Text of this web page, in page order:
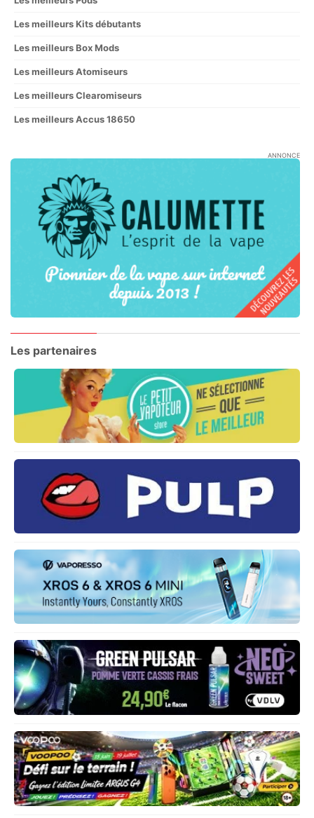
Les meilleurs Kits débutants
Les meilleurs Box Mods
Les meilleurs Atomiseurs
Les meilleurs Clearomiseurs
Les meilleurs Accus 18650
ANNONCE
Les partenaires